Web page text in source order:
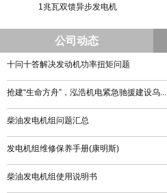
1兆瓦双馈异步发电机
公司动态
十问十答解决发动机功率扭矩问题
抢建“生命方舟”，泓浩机电紧急驰援建设乌...
柴油发电机组问题汇总
发电机组维修保养手册(康明斯)
柴油发电机组使用说明书